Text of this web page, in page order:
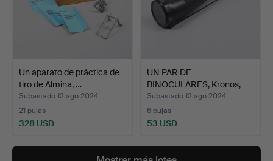
Un aparato de práctica de
tiro de Almina, …
Subastado 12 ago 2024
21 pujas
328 USD
UN PAR DE
BINOCULARES, Kronos,
4,5 - 13x56.
Subastado 12 ago 2024
6 pujas
53 USD